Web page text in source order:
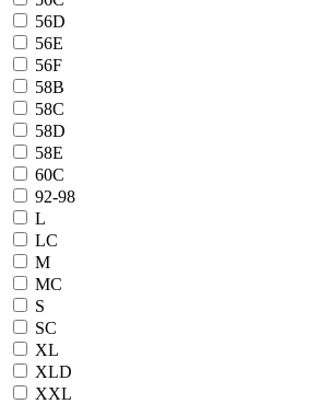
56D
56E
56F
58B
58C
58D
58E
60C
92-98
L
LC
M
MC
S
SC
XL
XLD
XXL